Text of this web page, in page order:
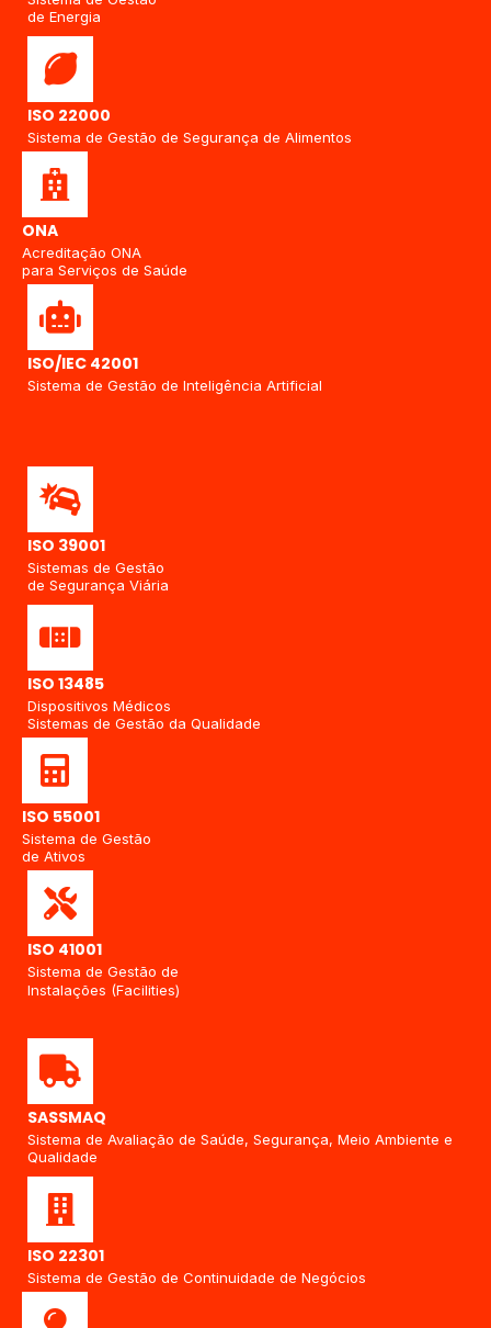
de Energia
ISO 22000
Sistema de Gestão de Segurança de Alimentos
ONA
Acreditação ONA
para Serviços de Saúde
ISO/IEC 42001
Sistema de Gestão de Inteligência Artificial
ISO 39001
Sistemas de Gestão
de Segurança Viária
ISO 13485
Dispositivos Médicos
Sistemas de Gestão da Qualidade
ISO 55001
Sistema de Gestão
de Ativos
ISO 41001
Sistema de Gestão de
Instalações (Facilities)
SASSMAQ
Sistema de Avaliação de Saúde, Segurança, Meio Ambiente e
Qualidade
ISO 22301
Sistema de Gestão de Continuidade de Negócios